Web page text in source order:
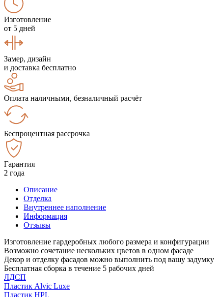
Изготовление
от 5 дней
Замер, дизайн
и доставка бесплатно
Оплата наличными, безналичный расчёт
Беспроцентная рассрочка
Гарантия
2 года
Описание
Отделка
Внутреннее наполнение
Информация
Отзывы
Изготовление гардеробных любого размера и конфигурации
Возможно сочетание нескольких цветов в одном фасаде
Декор и отделку фасадов можно выполнить под вашу задумку
Бесплатная сборка в течение 5 рабочих дней
ЛДСП
Пластик Alvic Luxe
Пластик HPL